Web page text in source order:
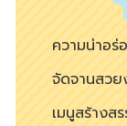
ความน่าอร่
จัดจานสวย
เมนูสร้างส